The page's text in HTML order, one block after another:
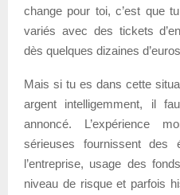
change pour toi, c’est que
variés avec des tickets
dès quelques dizaines
Mais si tu es dans cette
argent intelligemment, il
annoncé. L’expérience
sérieuses fournissent
l’entreprise, usage des
niveau de risque et parfois